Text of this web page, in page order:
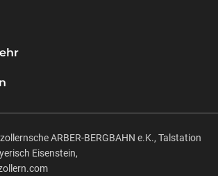
ARBER-BERGBAHN e.K., Talstation
Eisenstein,